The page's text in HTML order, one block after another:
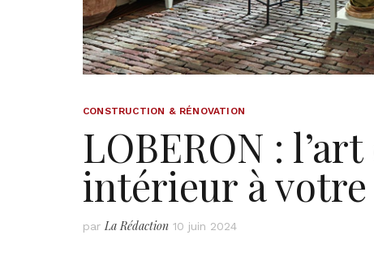
CONSTRUCTION & RÉNOVATION
LOBERON :
intérieur à
parLa Rédaction 10 juin 2024